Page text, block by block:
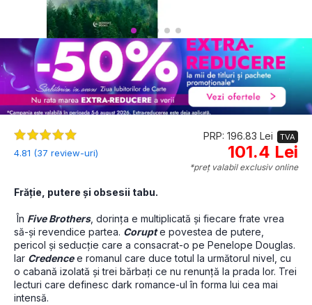
4.81 (37 review-uri)
PRP: 196.83 Lei TVA
101.4 Lei
*preț valabil exclusiv online
Frăție, putere și obsesii tabu.
În Five Brothers, dorința e multiplicată și fiecare frate vrea
să-și revendice partea. Corupt e povestea de putere,
pericol și seducție care a consacrat-o pe Penelope Douglas.
Iar Credence e romanul care duce totul la următorul nivel, cu
o cabană izolată și trei bărbați ce nu renunță la prada lor. Trei
lecturi care definesc dark romance-ul în forma lui cea mai
intensă.